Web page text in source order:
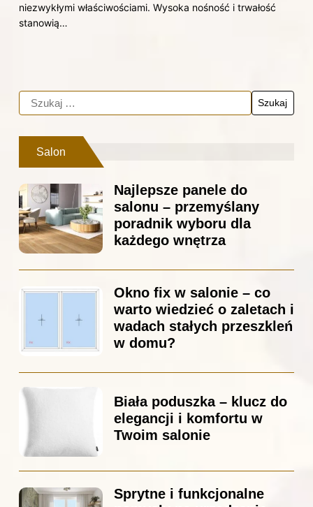
niezwykłymi właściwościami. Wysoka nośność i trwałość
stanowią…
Salon
Najlepsze panele do
salonu – przemyślany
poradnik wyboru dla
każdego wnętrza
Okno fix w salonie – co
warto wiedzieć o zaletach i
wadach stałych przeszkleń
w domu?
Biała poduszka – klucz do
elegancji i komfortu w
Twoim salonie
Sprytne i funkcjonalne